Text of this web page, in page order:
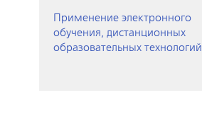
Применение электронного
обучения, дистанционных
образовательных технологий